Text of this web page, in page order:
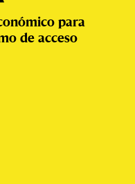
para
de acceso